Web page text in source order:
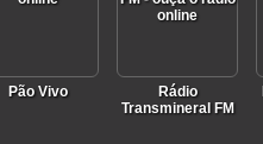
Pão Vivo
Rádio
Transmineral FM